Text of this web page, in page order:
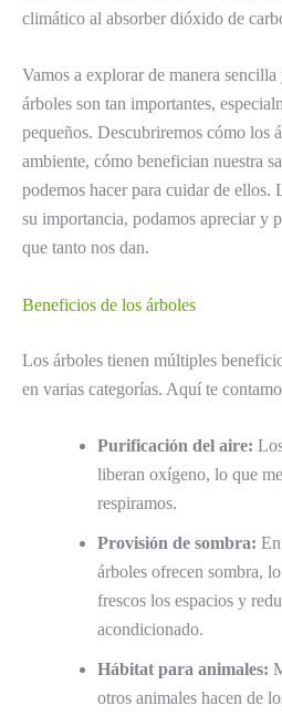
climático al absorber dióxido de
Vamos a explorar de manera
árboles son tan importantes,
pequeños. Descubriremos cómo los
ambiente, cómo benefician nuestra
podemos hacer para cuidar de ellos.
su importancia, podamos apreciar y
que tanto nos dan.
Beneficios de los árboles
Los árboles tienen múltiples
en varias categorías. Aquí te
Purificación del aire:
liberan oxígeno, lo que
respiramos.
Provisión de sombra:
árboles ofrecen sombra,
frescos los espacios y
acondicionado.
Hábitat para animales:
otros animales hacen de